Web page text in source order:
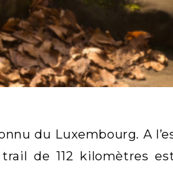
du Luxembourg. A
de 112 kilomètres